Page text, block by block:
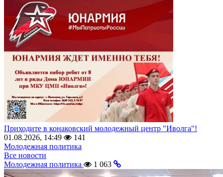
Приходите в конаковский молодежный центр "Иволга"!
01.08.2026, 14:49
141
Молодежная политика
Все новости
Молодежная политика
1 063